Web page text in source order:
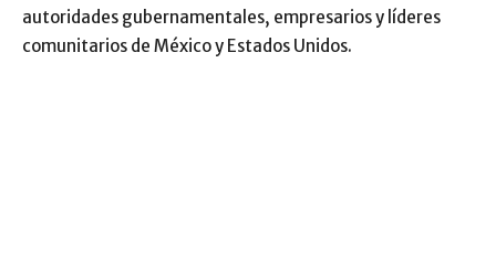
autoridades gubernamentales, empresarios y líderes
comunitarios de México y Estados Unidos.